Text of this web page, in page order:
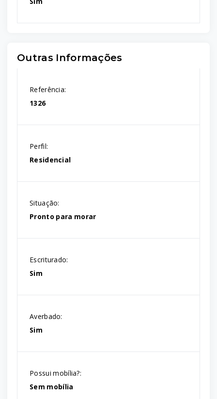
Outras Informações
Referência:
1326
Perfil:
Residencial
Situação:
Pronto para morar
Escriturado:
Sim
Averbado:
Sim
Possui mobília?:
Sem mobília